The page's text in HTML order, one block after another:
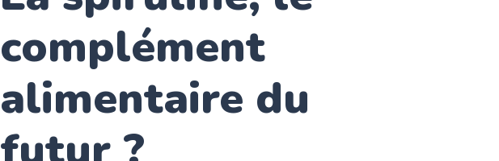
complément
alimentaire du